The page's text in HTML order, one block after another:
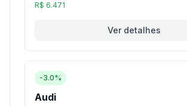
R$ 6.471
Ver detalhes
-3.0%
Audi